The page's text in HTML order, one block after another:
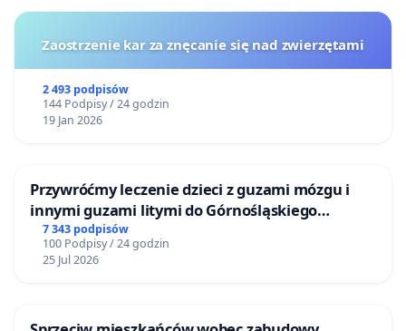
Zaostrzenie kar za znęcanie się nad zwierzętami
2 493 podpisów
144 Podpisy / 24 godzin
19 Jan 2026
Przywróćmy leczenie dzieci z guzami mózgu i
innymi guzami litymi do Górnośląskiego
Centrum Zdrowia Dziecka w Katowicach
7 343 podpisów
100 Podpisy / 24 godzin
25 Jul 2026